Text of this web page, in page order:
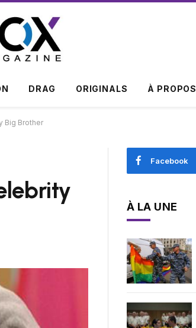
DRAG ORIGINALS À PROPOS
Big Brother
Facebook
À LA UNE